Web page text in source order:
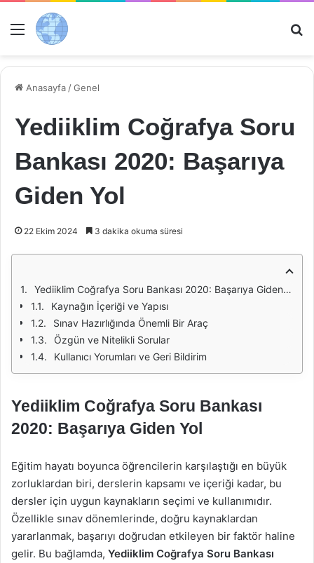
Menü
Anasayfa /Genel
Yediiklim Coğrafya Soru
Bankası 2020: Başarıya
Giden Yol
22 Ekim 2024 3 dakika okuma süresi
Yediiklim Coğrafya Soru Bankası 2020: Başarıya Giden Yol
Kaynağın İçeriği ve Yapısı
Sınav Hazırlığında Önemli Bir Araç
Özgün ve Nitelikli Sorular
Kullanıcı Yorumları ve Geri Bildirim
Yediiklim Coğrafya Soru Bankası
2020: Başarıya Giden Yol
Eğitim hayatı boyunca öğrencilerin karşılaştığı en büyük
zorluklardan biri, derslerin kapsamı ve içeriği kadar, bu
dersler için uygun kaynakların seçimi ve kullanımıdır.
Özellikle sınav dönemlerinde, doğru kaynaklardan
yararlanmak, başarıyı doğrudan etkileyen bir faktör haline
gelir. Bu bağlamda, Yediiklim Coğrafya Soru Bankası